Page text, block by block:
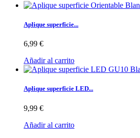
Aplique superficie...
6,99 €
Añadir al carrito
Aplique superficie LED...
9,99 €
Añadir al carrito